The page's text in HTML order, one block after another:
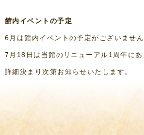
館内イベントの予定
6月は館内イベントの予定がございません
7月18日は当館のリニューアル1周年に
詳細決まり次第お知らせいたします。